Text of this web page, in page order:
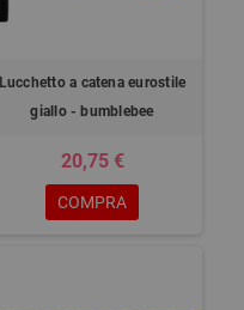
Lucchetto a catena eurostile
giallo - bumblebee
20,75 €
COMPRA